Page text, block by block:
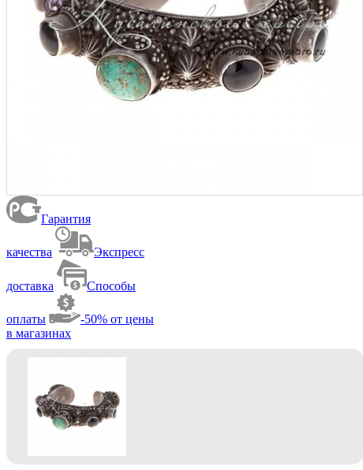
Гарантия
качества Экспресс
доставка Способы
оплаты
-50% от цены
в магазинах